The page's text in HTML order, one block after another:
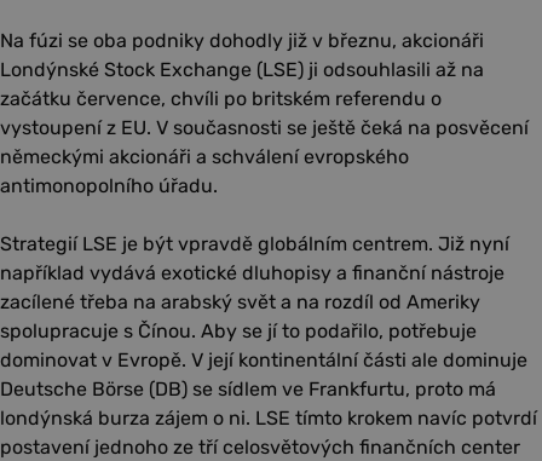
Na fúzi se oba podniky dohodly již v březnu, akcionáři
Londýnské Stock Exchange (LSE) ji odsouhlasili až na
začátku července, chvíli po britském referendu o
vystoupení z EU. V současnosti se ještě čeká na posvěcení
německými akcionáři a schválení evropského
antimonopolního úřadu.
Strategií LSE je být vpravdě globálním centrem. Již nyní
například vydává exotické dluhopisy a finanční nástroje
zacílené třeba na arabský svět a na rozdíl od Ameriky
spolupracuje s Čínou. Aby se jí to podařilo, potřebuje
dominovat v Evropě. V její kontinentální části ale dominuje
Deutsche Börse (DB) se sídlem ve Frankfurtu, proto má
londýnská burza zájem o ni. LSE tímto krokem navíc potvrdí
postavení jednoho ze tří celosvětových finančních center